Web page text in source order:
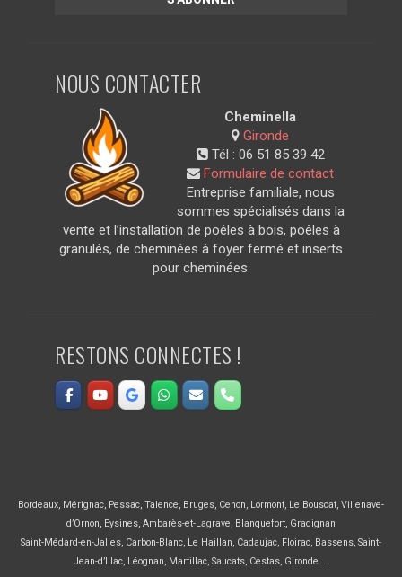
NOUS CONTACTER
Cheminella
Gironde
Tél : 06 51 85 39 42
Formulaire de contact
Entreprise familiale, nous
sommes spécialisés dans la
vente et l’installation de poêles à bois, poêles à
granulés, de cheminées à foyer fermé et inserts
pour cheminées.
RESTONS CONNECTES !
Bordeaux, Mérignac, Pessac, Talence, Bruges, Cenon, Lormont, Le Bouscat, Villenave-
d’Ornon, Eysines, Ambarès-et-Lagrave, Blanquefort, Gradignan
Saint-Médard-en-Jalles, Carbon-Blanc, Le Haillan, Cadaujac, Floirac, Bassens, Saint-
Jean-d’Illac, Léognan, Martillac, Saucats, Cestas, Gironde ...